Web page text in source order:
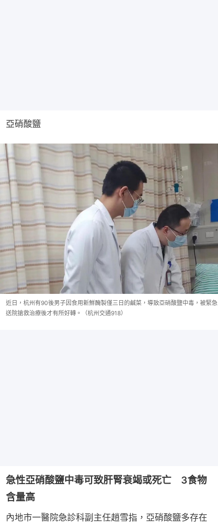
亞硝酸鹽
近日，杭州有90後男子因食用新鮮醃製僅三日的鹹菜，導致亞硝酸鹽中毒，被緊急
送院搶救治療後才有所好轉。（杭州交通918）
急性亞硝酸鹽中毒可致肝腎衰竭或死亡 3食物
含量高
內地市一醫院急診科副主任趙雪指，亞硝酸鹽多存在